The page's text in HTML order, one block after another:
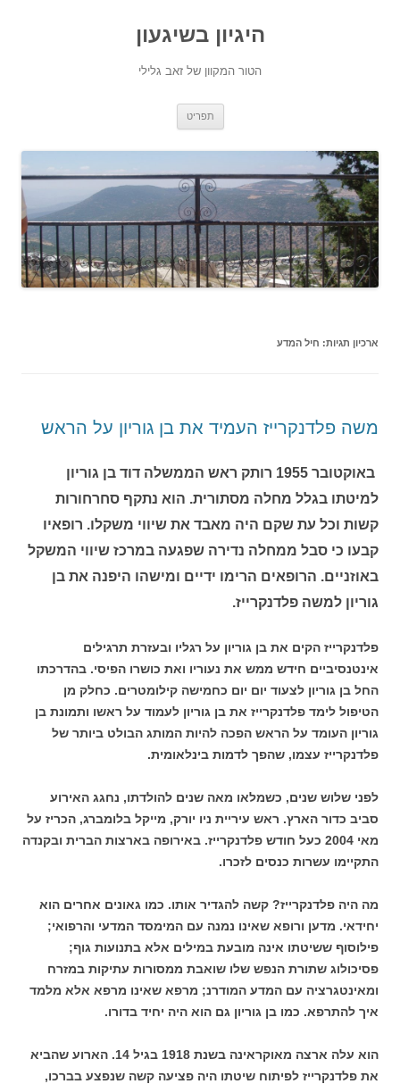
היגיון בשיגעון
הטור המקוון של זאב גלילי
תפריט
ארכיון תגיות: חיל המדע
משה פלדנקרייז העמיד את בן גוריון על הראש
באוקטובר 1955 רותק ראש הממשלה דוד בן גוריון
למיטתו בגלל מחלה מסתורית. הוא נתקף סחרחורות
קשות וכל עת שקם היה מאבד את שיווי משקלו. רופאיו
קבעו כי סבל ממחלה נדירה שפגעה במרכז שיווי המשקל
באוזניים. הרופאים הרימו ידיים ומישהו היפנה את בן
גוריון למשה פלדנקרייז.
פלדנקרייז הקים את בן גוריון על רגליו ובעזרת תרגילים
אינטנסיביים חידש ממש את נעוריו ואת כושרו הפיסי. בהדרכתו
החל בן גוריון לצעוד יום יום כחמישה קילומטרים. כחלק מן
הטיפול לימד פלדנקרייז את בן גוריון לעמוד על ראשו ותמונת בן
גוריון העומד על הראש הפכה להיות המותג הבולט ביותר של
פלדנקרייז עצמו, שהפך לדמות בינלאומית.
לפני שלוש שנים, כשמלאו מאה שנים להולדתו, נחגג האירוע
סביב כדור הארץ. ראש עיריית ניו יורק, מייקל בלומברג, הכריז על
מאי 2004 כעל חודש פלדנקרייז. באירופה בארצות הברית ובקנדה
התקיימו עשרות כנסים לזכרו.
מה היה פלדנקרייז? קשה להגדיר אותו. כמו גאונים אחרים הוא
יחידאי. מדען ורופא שאינו נמנה עם המימסד המדעי והרפואי;
פילוסוף ששיטתו אינה מובעת במילים אלא בתנועות גוף;
פסיכולוג שתורת הנפש שלו שואבת ממסורות עתיקות במזרח
ומאינטגרציה עם המדע המודרנ; מרפא שאינו מרפא אלא מלמד
איך להתרפא. כמו בן גוריון גם הוא היה יחיד בדורו.
הוא עלה ארצה מאוקראינה בשנת 1918 בגיל 14. הארוע שהביא
את פלדנקרייז לפיתוח שיטתו היה פציעה קשה שנפצע בברכו,